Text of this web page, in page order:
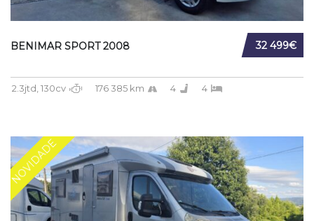
32 499€
BENIMAR SPORT 2008
2.3jtd, 130cv 176 385 km 4 4
NOVIDADE